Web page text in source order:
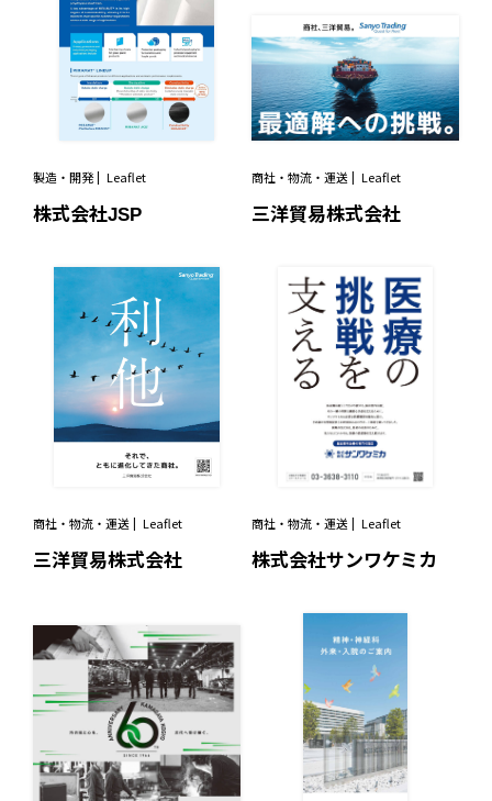
製造・開発 Leaflet
株式会社JSP
商社・物流・運送 Leaflet
三洋貿易株式会社
商社・物流・運送 Leaflet
三洋貿易株式会社
商社・物流・運送 Leaflet
株式会社サンワケミカ